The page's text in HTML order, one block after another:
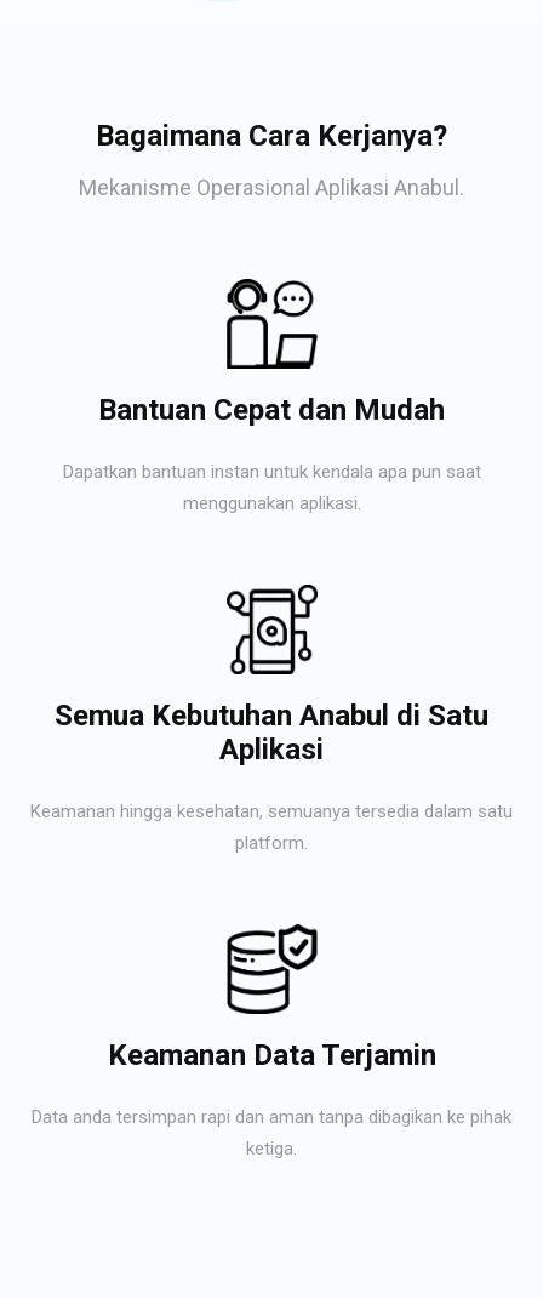
Bagaimana Cara Kerjanya?
Mekanisme Operasional Aplikasi Anabul.
Bantuan Cepat dan Mudah
Dapatkan bantuan instan untuk kendala apa pun saat
menggunakan aplikasi.
Semua Kebutuhan Anabul di Satu
Aplikasi
Keamanan hingga kesehatan, semuanya tersedia dalam satu
platform.
Keamanan Data Terjamin
Data anda tersimpan rapi dan aman tanpa dibagikan ke pihak
ketiga.